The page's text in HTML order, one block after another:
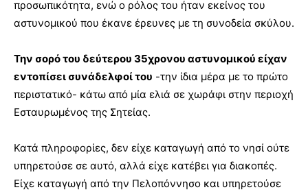
προσωπικότητα, ενώ ο ρόλος του ήταν εκείνος του
αστυνομικού που έκανε έρευνες με τη συνοδεία σκύλου.
Την σορό του δεύτερου 35χρονου αστυνομικού είχαν
εντοπίσει συνάδελφοί του -την ίδια μέρα με το πρώτο
περιστατικό- κάτω από μία ελιά σε χωράφι στην περιοχή
Εσταυρωμένος της Σητείας.
Κατά πληροφορίες, δεν είχε καταγωγή από το νησί ούτε
υπηρετούσε σε αυτό, αλλά είχε κατέβει για διακοπές.
Είχε καταγωγή από την Πελοπόννησο και υπηρετούσε